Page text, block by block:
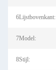
6Lijstbovenkant:
7Model:
8Stijl: